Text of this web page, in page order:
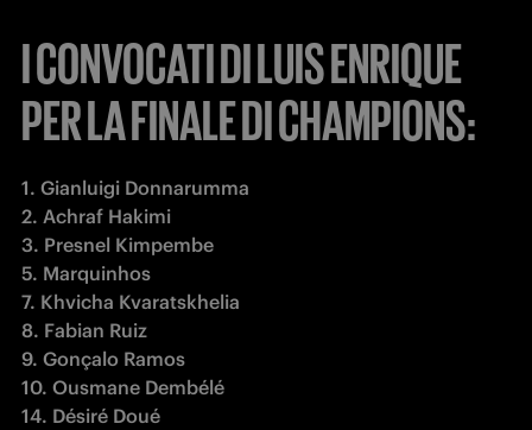
I CONVOCATI DI LUIS ENRIQUE
PER LA FINALE DI CHAMPIONS:
1. Gianluigi Donnarumma
2. Achraf Hakimi
3. Presnel Kimpembe
5. Marquinhos
7. Khvicha Kvaratskhelia
8. Fabian Ruiz
9. Gonçalo Ramos
10. Ousmane Dembélé
14. Désiré Doué